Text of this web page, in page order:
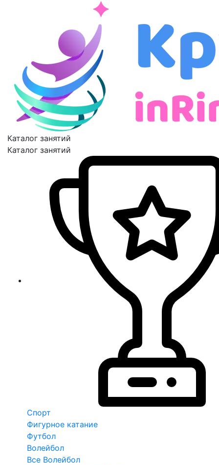
Каталог занятий
Каталог занятий
Спорт
Фигурное катание
Футбол
Волейбол
Все Волейбол